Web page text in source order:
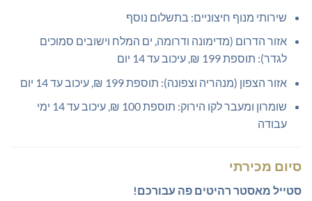
שירותי מנוף חיצוניים: בתשלום נוסף
אזור הדרום (מדימונה ודרומה, ים המלח וישובים סמוכים
לגדר): תוספת 199 ₪, עיכוב עד 14 יום
אזור הצפון (מנהריה וצפונה): תוספת 199 ₪, עיכוב עד 14 יום
שומרון ומעבר לקו הירוק: תוספת 100 ₪, עיכוב עד 14 ימי
עבודה
סיום מכירתי
סטייל מאסטר רהיטים פה עבורכם!